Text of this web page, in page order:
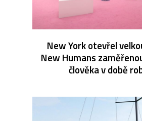
New York otevřel
New Humans
člověka v době